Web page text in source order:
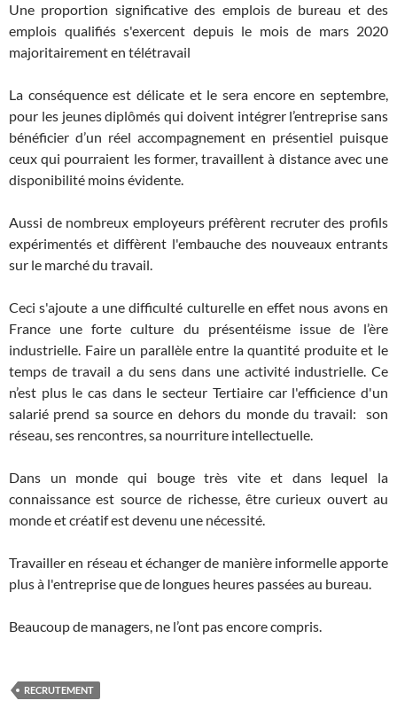
Une proportion significative des emplois de bureau et des
emplois qualifiés s'exercent depuis le mois de mars 2020
majoritairement en télétravail
La conséquence est délicate et le sera encore en septembre,
pour les jeunes diplômés qui doivent intégrer l’entreprise sans
bénéficier d’un réel accompagnement en présentiel puisque
ceux qui pourraient les former, travaillent à distance avec une
disponibilité moins évidente.
Aussi de nombreux employeurs préfèrent recruter des profils
expérimentés et diffèrent l'embauche des nouveaux entrants
sur le marché du travail.
Ceci s'ajoute a une difficulté culturelle en effet nous avons en
France une forte culture du présentéisme issue de l’ère
industrielle. Faire un parallèle entre la quantité produite et le
temps de travail a du sens dans une activité industrielle. Ce
n’est plus le cas dans le secteur Tertiaire car l'efficience d'un
salarié prend sa source en dehors du monde du travail: son
réseau, ses rencontres, sa nourriture intellectuelle.
Dans un monde qui bouge très vite et dans lequel la
connaissance est source de richesse, être curieux ouvert au
monde et créatif est devenu une nécessité.
Travailler en réseau et échanger de manière informelle apporte
plus à l'entreprise que de longues heures passées au bureau.
Beaucoup de managers, ne l’ont pas encore compris.
RECRUTEMENT